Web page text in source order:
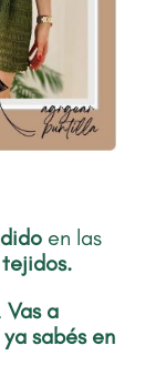
en las
Vas a
sabés en